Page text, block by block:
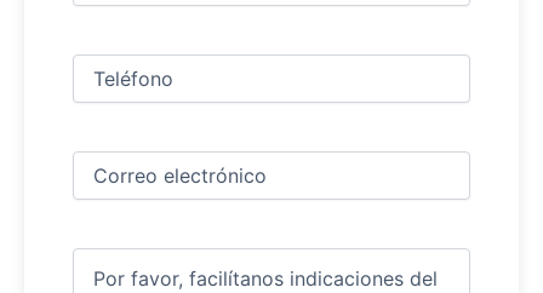
Teléfono
Correo
electrónico (Obligatorio)
Comentarios